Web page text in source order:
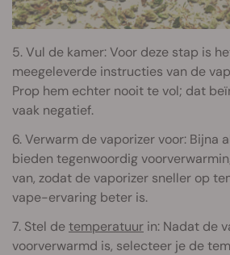
5. Vul de kamer: Voor deze stap is
meegeleverde instructies van de
Prop hem echter nooit te vol; dat
vaak negatief.
6. Verwarm de vaporizer voor: Bijna
bieden tegenwoordig
van, zodat de vaporizer sneller op
vape-ervaring beter is.
7. Stel detemperatuur in: Nadat de
voorverwarmd is, selecteer je de